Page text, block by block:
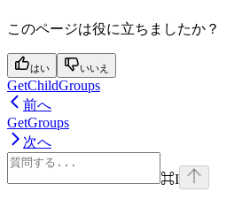
このページは役に立ちましたか？
はい いいえ
GetChildGroups
前へ
GetGroups
次へ
⌘I